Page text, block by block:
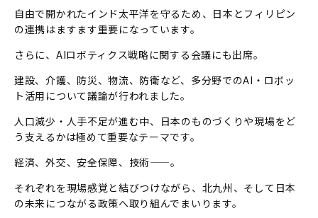
自由で開かれたインド太平洋を守るため、日本とフィリピン
の連携はますます重要になっています。
さらに、AIロボティクス戦略に関する会議にも出席。
建設、介護、防災、物流、防衛など、多分野でのAI・ロボッ
ト活用について議論が行われました。
人口減少・人手不足が進む中、日本のものづくりや現場をど
う支えるかは極めて重要なテーマです。
経済、外交、安全保障、技術——。
それぞれを現場感覚と結びつけながら、北九州、そして日本
の未来につながる政策へ取り組んでまいります。